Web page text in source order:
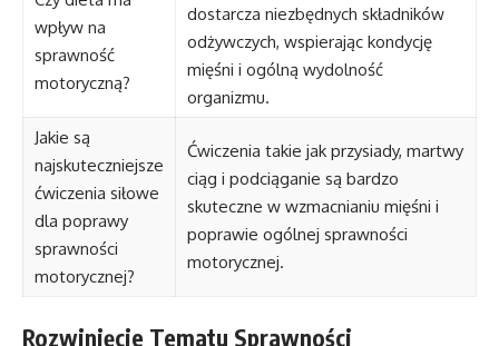
wpływ na
sprawność
motoryczną?
dostarcza niezbędnych składników
odżywczych, wspierając kondycję
mięśni i ogólną wydolność
organizmu.
Jakie są
najskuteczniejsze
ćwiczenia siłowe
dla poprawy
sprawności
motorycznej?
Ćwiczenia takie jak przysiady, martwy
ciąg i podciąganie są bardzo
skuteczne w wzmacnianiu mięśni i
poprawie ogólnej sprawności
motorycznej.
Rozwinięcie Tematu Sprawności